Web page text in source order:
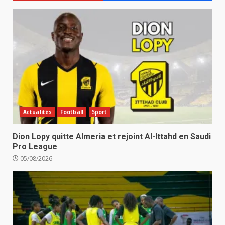
Actualités Football Sport
Dion Lopy quitte Almeria et rejoint Al-Ittahd en Saudi
Pro League
05/08/2026